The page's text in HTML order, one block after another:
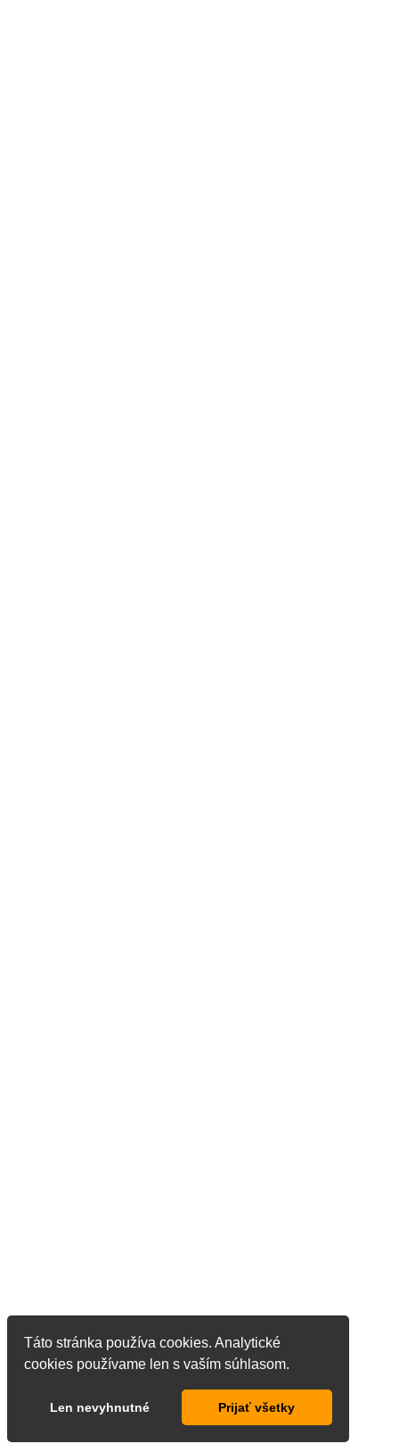
Táto stránka používa cookies. Analytické
cookies používame len s vaším súhlasom.
Len nevyhnutné Prijať všetky